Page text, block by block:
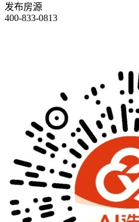
发布房源
400-833-0813